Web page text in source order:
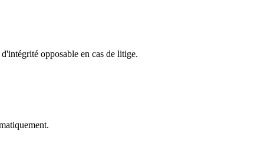
opposable en cas de litige.